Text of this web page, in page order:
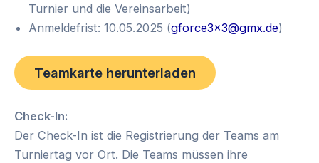
Turnier und die Vereinsarbeit)
Anmeldefrist: 10.05.2025 (gforce3x3@gmx.de)
Teamkarte herunterladen
Check-In:
Der Check-In ist die Registrierung der Teams am
Turniertag vor Ort. Die Teams müssen ihre